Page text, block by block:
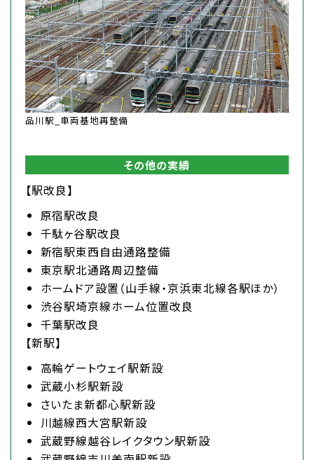
品川駅_車両基地再整備
その他の実績
【駅改良】
原宿駅改良
千駄ヶ谷駅改良
新宿駅東西自由通路整備
東京駅北通路周辺整備
ホームドア設置（山手線・京浜東北線各駅ほか）
渋谷駅埼京線ホーム位置改良
千葉駅改良
【新駅】
高輪ゲートウェイ駅新設
武蔵小杉駅新設
さいたま新都心駅新設
川越線西大宮駅新設
武蔵野線越谷レイクタウン駅新設